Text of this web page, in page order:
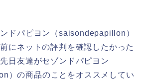
ドパピヨン（saisondepapillon）
にネットの評判を確認したかった
日友達がセゾンドパピヨン
）の商品のことをオススメしてい